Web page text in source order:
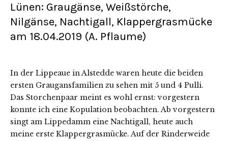
Lünen: Graugänse, Weißstörche,
Nilgänse, Nachtigall, Klappergrasmücke
am 18.04.2019 (A. Pflaume)
In der Lippeaue in Alstedde waren heute die beiden
ersten Graugansfamilien zu sehen mit 5 und 4 Pulli.
Das Storchenpaar meint es wohl ernst: vorgestern
konnte ich eine Kopulation beobachten. Ab vorgestern
singt am Lippedamm eine Nachtigall, heute auch
meine erste Klappergrasmücke. Auf der Rinderweide